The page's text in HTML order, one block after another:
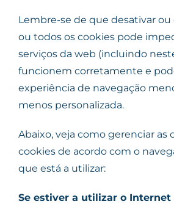
Lembre-se de que desativar
ou todos os cookies pode
serviços da web (incluindo
funcionem corretamente e
experiência de navegação
menos personalizada.
Abaixo, veja como gerenciar as
cookies de acordo com o
que está a utilizar:
Se estiver a utilizar o Internet